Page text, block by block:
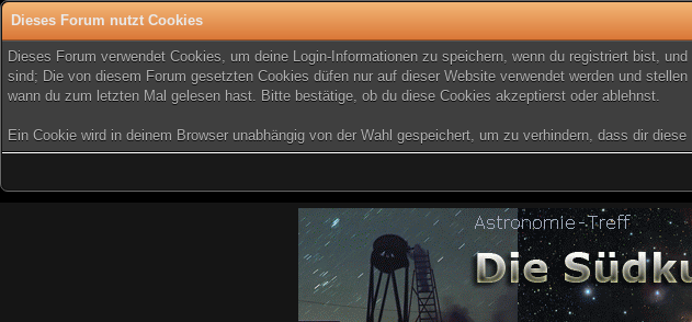
Dieses Forum nutzt Cookies
Dieses Forum verwendet Cookies, um deine Login-Informationen zu speichern, wenn du registriert bist,
sind; Die von diesem Forum gesetzten Cookies düfen nur auf dieser Website verwendet werden und
wann du zum letzten Mal gelesen hast. Bitte bestätige, ob du diese Cookies akzeptierst oder ablehnst.
Ein Cookie wird in deinem Browser unabhängig von der Wahl gespeichert, um zu verhindern, dass dir